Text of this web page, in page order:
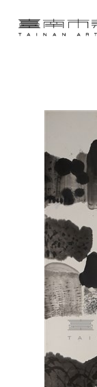
臺南
網頁導覽